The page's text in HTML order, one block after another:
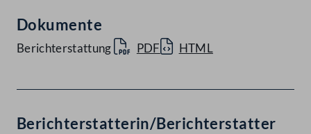
Dokumente
Berichterstattung PDF HTML
Berichterstatterin/Berichterstatter